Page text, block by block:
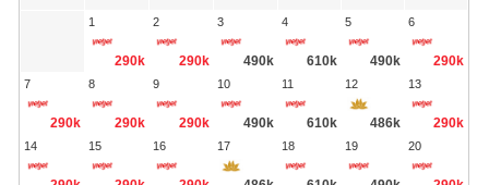
1
290k
2
290k
3
490k
4
610k
5
490k
6
290k
7
290k
8
290k
9
290k
10
490k
11
610k
12
486k
13
290k
14 15 16 17 18 19 20